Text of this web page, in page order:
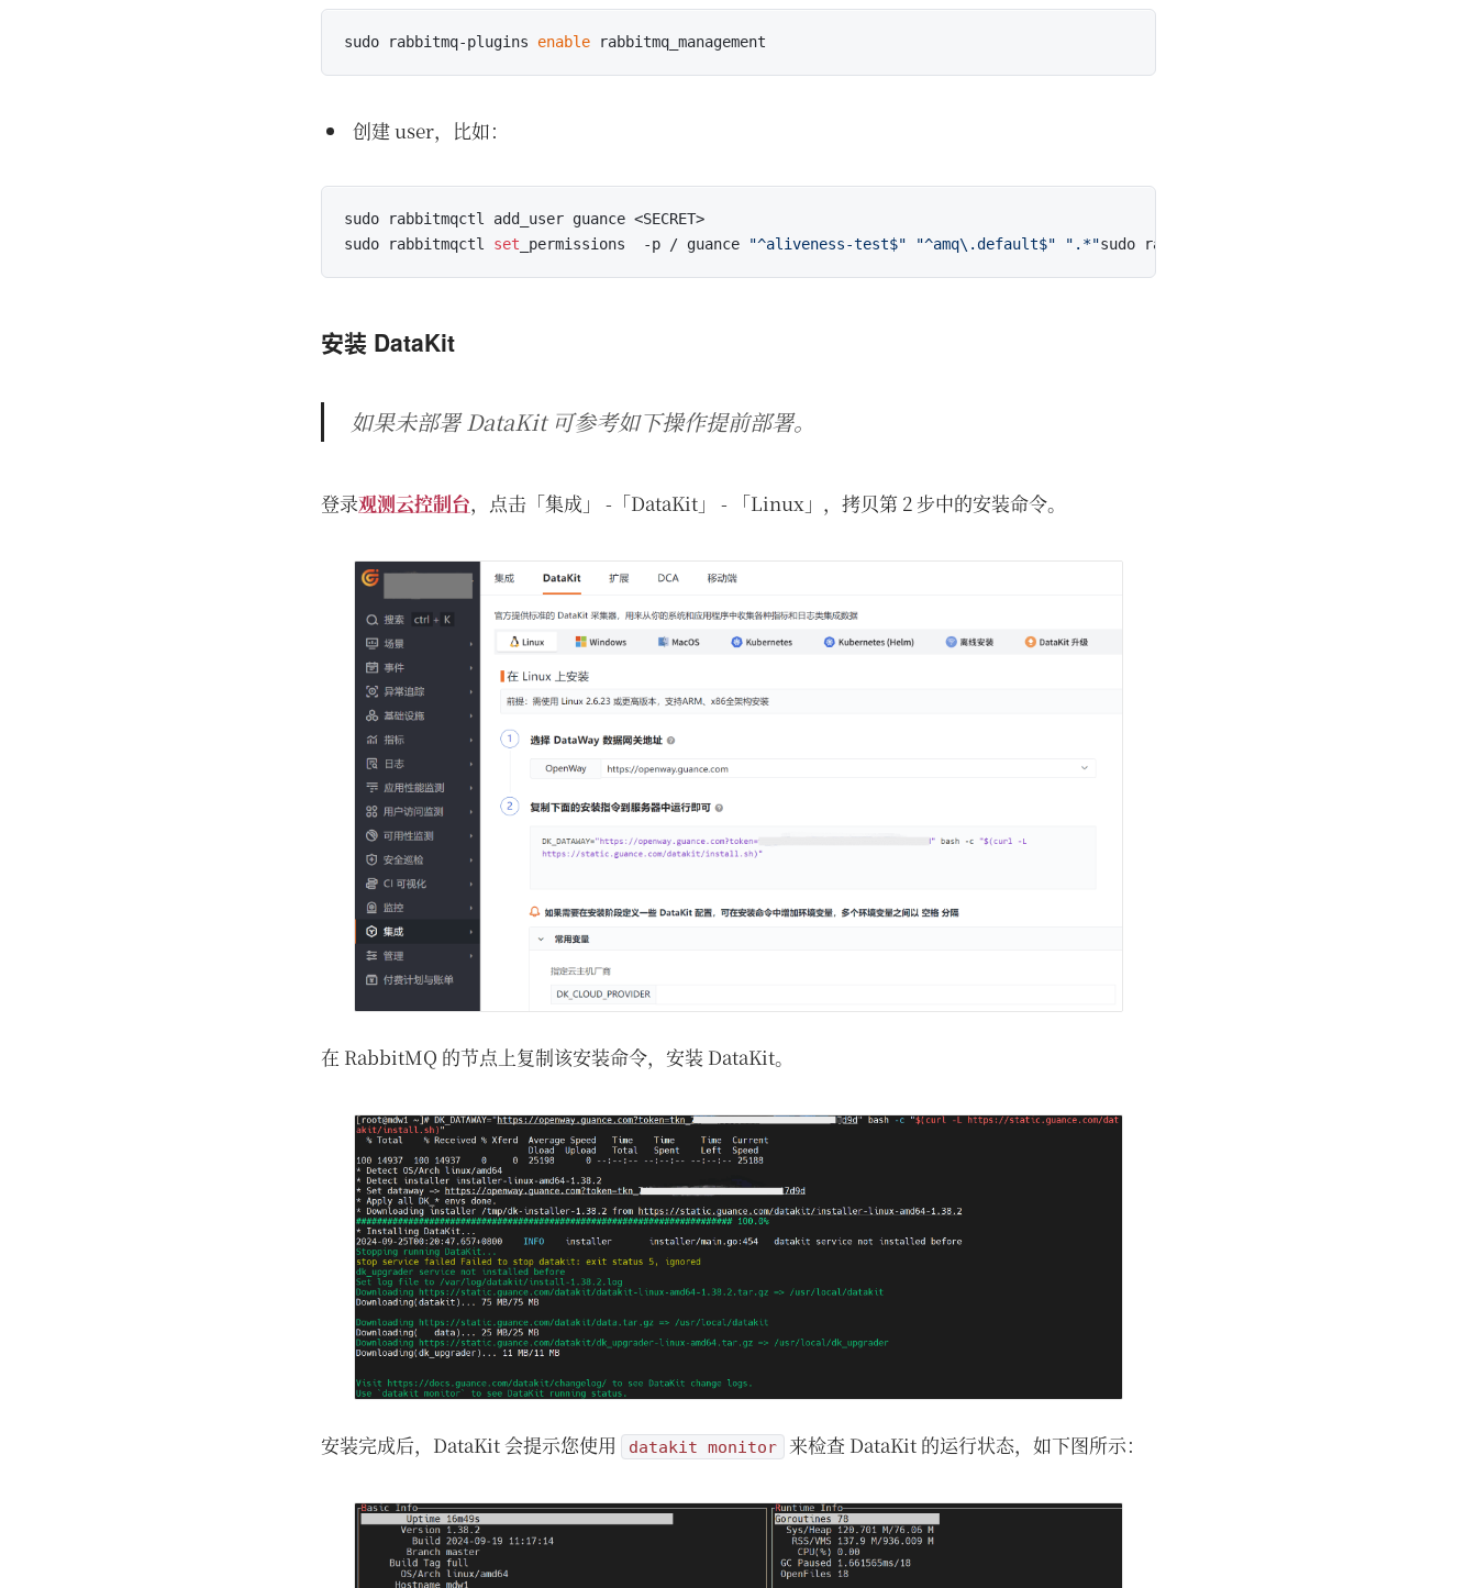
sudo rabbitmq-plugins enable
创建 user，比如：
sudo rabbitmqctl add_user guance <SECRET>
sudo rabbitmqctl set _permissions  -p / guance "^aliveness-test$" "^amq\.default$" ".*"sudo rabbitmqctl
安装 DataKit
如果未部署 DataKit 可参考如下操作提前部署。
登录观测云控制台，点击「集成」 -「DataKit」 - 「Linux」，拷贝第 2 步中的安装命令。
在 RabbitMQ 的节点上复制该安装命令，安装 DataKit。
安装完成后，DataKit 会提示您使用 datakit monitor 来检查 DataKit 的运行状态，如下图所示：